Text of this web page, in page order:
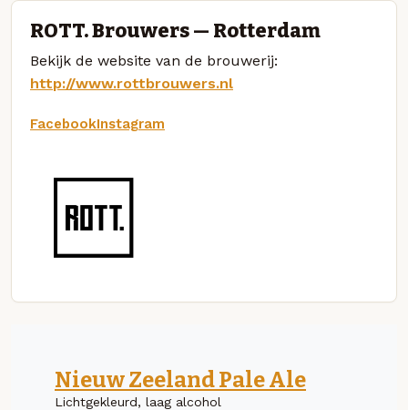
ROTT. Brouwers — Rotterdam
Bekijk de website van de brouwerij:
http://www.rottbrouwers.nl
FacebookInstagram
Nieuw Zeeland Pale Ale
Lichtgekleurd, laag alcohol